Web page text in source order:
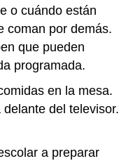
o cuándo están
coman por demás.
que pueden
programada.
en la mesa.
del televisor.
a preparar